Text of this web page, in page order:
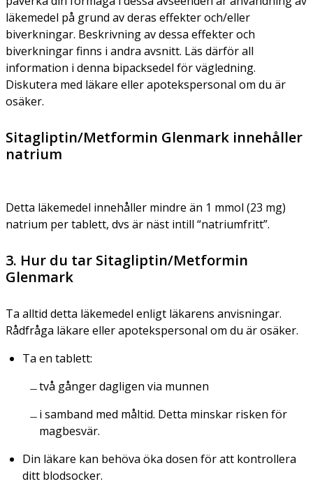
läkemedel på grund av deras effekter och/eller
biverkningar. Beskrivning av dessa effekter och
biverkningar finns i andra avsnitt. Läs därför all
information i denna bipacksedel för vägledning.
Diskutera med läkare eller apotekspersonal om du är
osäker.
Sitagliptin/Metformin Glenmark innehåller
natrium
Detta läkemedel innehåller mindre än 1 mmol (23 mg)
natrium per tablett, dvs är näst intill “natriumfritt”.
3. Hur du tar Sitagliptin/Metformin
Glenmark
Ta alltid detta läkemedel enligt läkarens anvisningar.
Rådfråga läkare eller apotekspersonal om du är osäker.
Ta en tablett:
två gånger dagligen via munnen
i samband med måltid. Detta minskar risken för
magbesvär.
Din läkare kan behöva öka dosen för att kontrollera
ditt blodsocker.